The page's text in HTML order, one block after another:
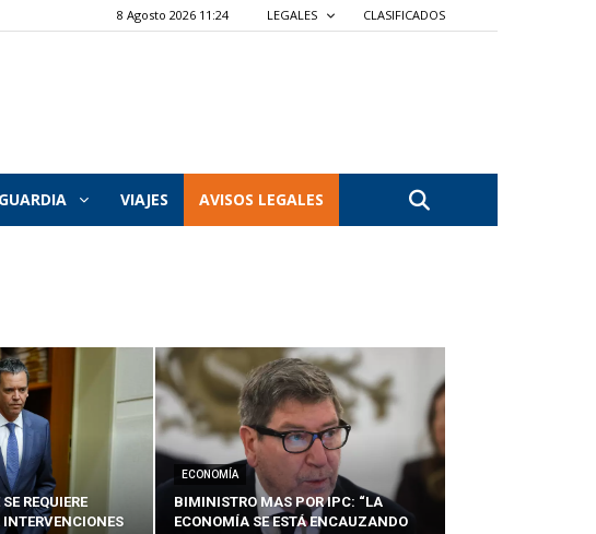
8 Agosto 2026 11:24 LEGALES CLASIFICADOS
VIAJES AVISOS LEGALES
REQUIERE
ECONOMÍA
BIMINISTRO MAS POR IPC: “LA
ECONOMÍA SE ESTÁ ENCAUZANDO